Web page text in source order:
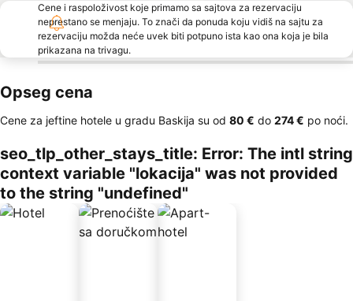
Cene i raspoloživost koje primamo sa sajtova za rezervaciju
neprestano se menjaju. To znači da ponuda koju vidiš na sajtu za
rezervaciju možda neće uvek biti potpuno ista kao ona koja je bila
prikazana na trivagu.
Opseg cena
Cene za jeftine hotele u gradu Baskija su od ‎80 € do ‎274 € po noći.
seo_tlp_other_stays_title: Error: The intl string
context variable "lokacija" was not provided
to the string "undefined"